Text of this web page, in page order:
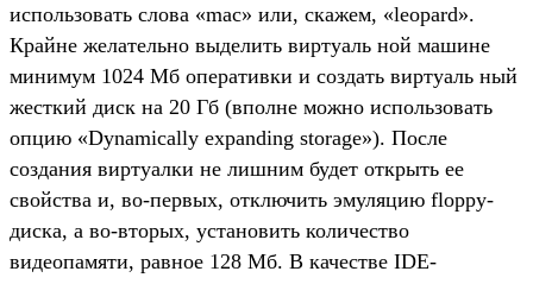
использовать слова «mac» или, скажем, «leopard».
Крайне желательно выделить виртуаль ной машине
минимум 1024 Мб оперативки и создать виртуаль ный
жесткий диск на 20 Гб (вполне можно использовать
опцию «Dynamically expanding storage»). После
создания виртуалки не лишним будет открыть ее
свойства и, во-первых, отключить эмуляцию floppy-
диска, а во-вторых, установить количество
видеопамяти, равное 128 Мб. В качестве IDE-